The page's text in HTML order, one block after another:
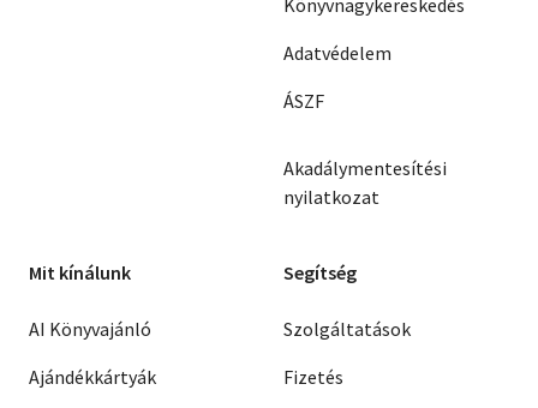
Könyvnagykereskedés
Adatvédelem
ÁSZF
Akadálymentesítési
nyilatkozat
Mit kínálunk
AI Könyvajánló
Ajándékkártyák
Segítség
Szolgáltatások
Fizetés